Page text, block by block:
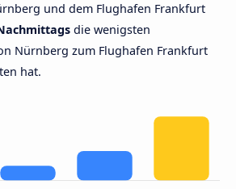
und dem Flughafen Frankfurt
die wenigsten
Nürnberg zum Flughafen Frankfurt
hat.